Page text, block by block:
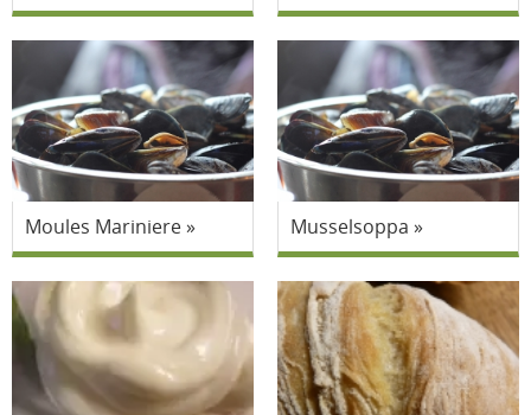
Moules Mariniere Musselsoppa